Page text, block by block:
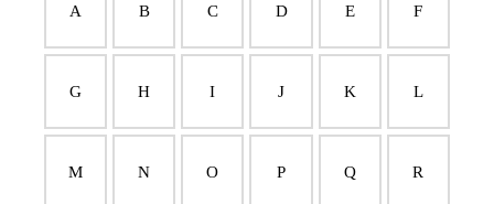
A B C D E F
G H I J K L
M N O P Q R